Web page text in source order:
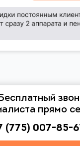
прямо
(775) 007-85-